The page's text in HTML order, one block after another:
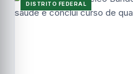
DISTRITO FEDERAL